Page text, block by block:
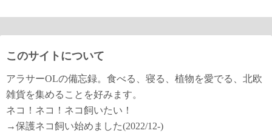
このサイトについて
アラサーOLの備忘録。食べる、寝る、植物を愛でる、北欧
雑貨を集めることを好みます。
ネコ！ネコ！ネコ飼いたい！
→保護ネコ飼い始めました(2022/12-)